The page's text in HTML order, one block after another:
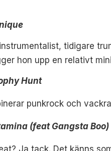
tidigare
hon upp en relativt
Hunt
punkrock och
(feat Gangsta Boo)